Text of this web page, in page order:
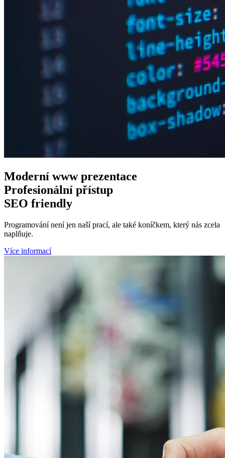
Moderní wwwprezentace
Profesionální přístup
SEO friendly
Programování není jen naší prací, ale také koníčkem, který nás zcela
naplňuje.
Více informací